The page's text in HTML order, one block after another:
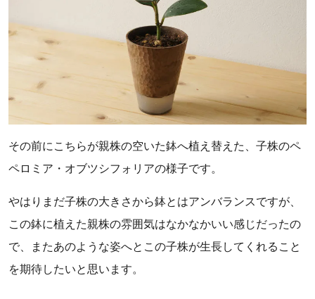
その前にこちらが親株の空いた鉢へ植え替えた、子株のペ
ペロミア・オブツシフォリアの様子です。
やはりまだ子株の大きさから鉢とはアンバランスですが、
この鉢に植えた親株の雰囲気はなかなかいい感じだったの
で、またあのような姿へとこの子株が生長してくれること
を期待したいと思います。